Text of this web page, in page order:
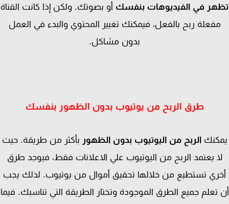
في الفيديوهات بنفسكأو بصوتك. ولكن إذا كانت القناة
ربح بالفعل، فيمكنك تغيير المحتوي والبدء في العمل
بدون مشاكل.
طرق الربح من يوتيوب بدون الظهور بنفسك
الربح من اليوتيوب بدون الظهوربأكثر من طريقة. حيث
يعتمد الربح من اليوتيوب علي الاعلانات فقط، فيوجد طرق
تستطيع من خلالها تحقيق أموال من يوتيوب. لذلك يجب
جميع الطرق الموجودة وتختار الطريقة التي تناسبك. فيما